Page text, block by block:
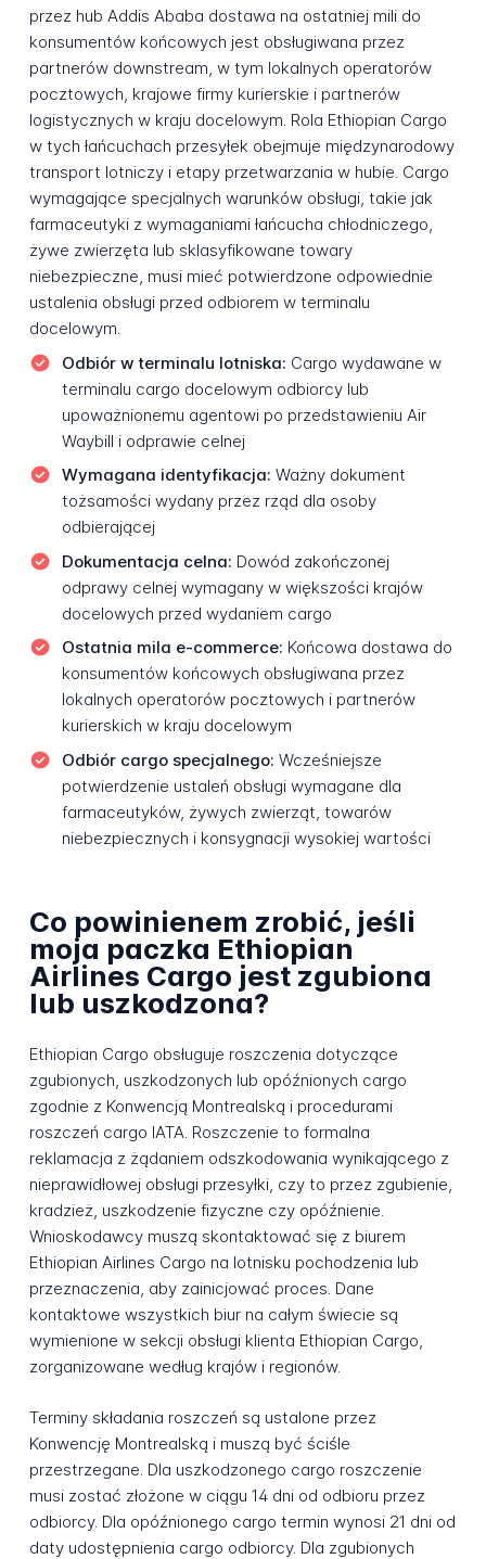
przez hub Addis Ababa dostawa na ostatniej mili do
konsumentów końcowych jest obsługiwana przez
partnerów downstream, w tym lokalnych operatorów
pocztowych, krajowe firmy kurierskie i partnerów
logistycznych w kraju docelowym. Rola Ethiopian Cargo
w tych łańcuchach przesyłek obejmuje międzynarodowy
transport lotniczy i etapy przetwarzania w hubie. Cargo
wymagające specjalnych warunków obsługi, takie jak
farmaceutyki z wymaganiami łańcucha chłodniczego,
żywe zwierzęta lub sklasyfikowane towary
niebezpieczne, musi mieć potwierdzone odpowiednie
ustalenia obsługi przed odbiorem w terminalu
docelowym.
Odbiór w terminalu lotniska: Cargo wydawane w
terminalu cargo docelowym odbiorcy lub
upoważnionemu agentowi po przedstawieniu Air
Waybill i odprawie celnej
Wymagana identyfikacja: Ważny dokument
tożsamości wydany przez rząd dla osoby
odbierającej
Dokumentacja celna: Dowód zakończonej
odprawy celnej wymagany w większości krajów
docelowych przed wydaniem cargo
Ostatnia mila e-commerce: Końcowa dostawa do
konsumentów końcowych obsługiwana przez
lokalnych operatorów pocztowych i partnerów
kurierskich w kraju docelowym
Odbiór cargo specjalnego: Wcześniejsze
potwierdzenie ustaleń obsługi wymagane dla
farmaceutyków, żywych zwierząt, towarów
niebezpiecznych i konsygnacji wysokiej wartości
Co powinienem zrobić, jeśli
moja paczka Ethiopian
Airlines Cargo jest zgubiona
lub uszkodzona?
Ethiopian Cargo obsługuje roszczenia dotyczące
zgubionych, uszkodzonych lub opóźnionych cargo
zgodnie z Konwencją Montrealską i procedurami
roszczeń cargo IATA. Roszczenie to formalna
reklamacja z żądaniem odszkodowania wynikającego z
nieprawidłowej obsługi przesyłki, czy to przez zgubienie,
kradzież, uszkodzenie fizyczne czy opóźnienie.
Wnioskodawcy muszą skontaktować się z biurem
Ethiopian Airlines Cargo na lotnisku pochodzenia lub
przeznaczenia, aby zainicjować proces. Dane
kontaktowe wszystkich biur na całym świecie są
wymienione w sekcji obsługi klienta Ethiopian Cargo,
zorganizowane według krajów i regionów.
Terminy składania roszczeń są ustalone przez
Konwencję Montrealską i muszą być ściśle
przestrzegane. Dla uszkodzonego cargo roszczenie
musi zostać złożone w ciągu 14 dni od odbioru przez
odbiorcy. Dla opóźnionego cargo termin wynosi 21 dni od
daty udostępnienia cargo odbiorcy. Dla zgubionych